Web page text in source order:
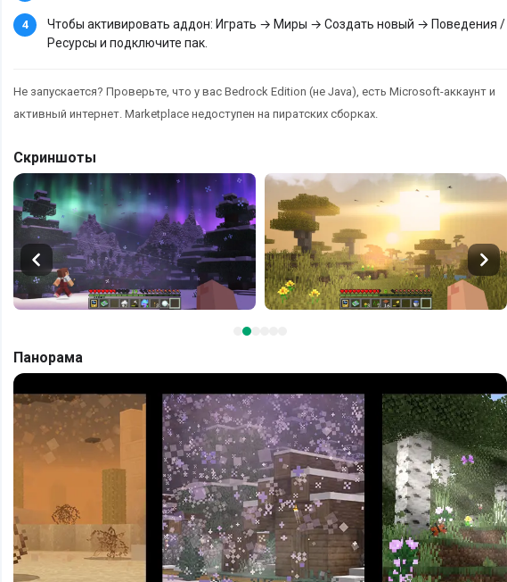
Чтобы активировать аддон: Играть → Миры → Создать новый → Поведения /
Ресурсы и подключите пак.
Не запускается? Проверьте, что у вас Bedrock Edition (не Java), есть Microsoft-аккаунт и
активный интернет. Marketplace недоступен на пиратских сборках.
Скриншоты
Панорама